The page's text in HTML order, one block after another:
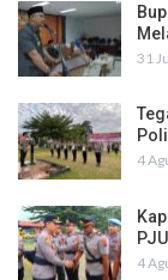
31
4
4